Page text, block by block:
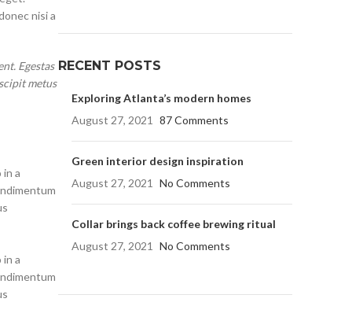
nisi a
Egestas
metus
a
a
RECENT POSTS
Exploring Atlanta’s modern homes
August 27, 2021
87 Comments
Green interior design inspiration
August 27, 2021
No Comments
Collar brings back coffee brewing ritual
August 27, 2021
No Comments